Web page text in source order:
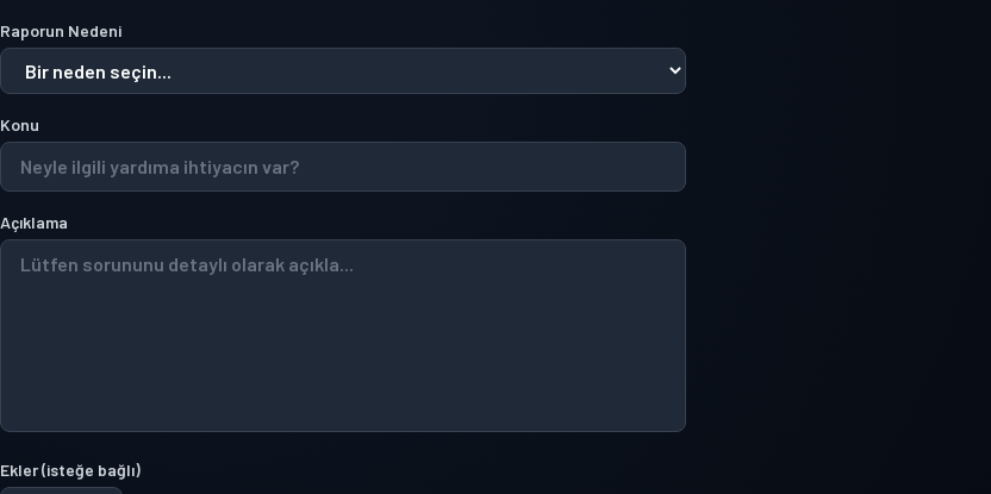
Raporun Nedeni
Konu
Açıklama
Ekler(isteğe bağlı)